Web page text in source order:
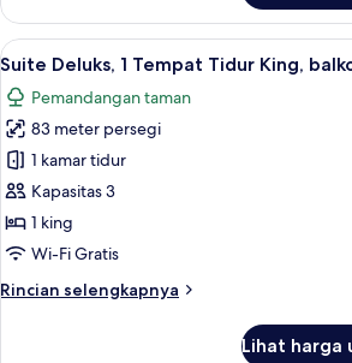
Kamar,
Tempat
Tidur
King,
balkon
Lihat
semua
foto
untuk
Suite
Deluks,
1
Tempat
King,
Smart TV
7
Suite Deluks, 1 Tempat Tidur King,
Pemandangan taman
83 meter persegi
1 kamar tidur
Kapasitas 3
1 king
Wi-Fi Gratis
Rincian selengkapnya
Rincian
Lihat harga